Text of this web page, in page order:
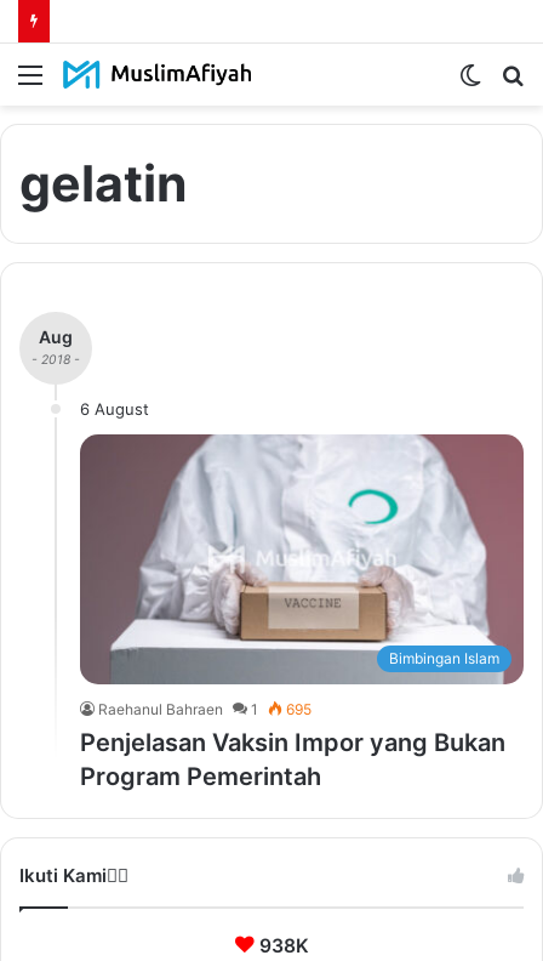
Menu
Switch
gelatin
Aug
- 2018 -
6 August
Bimbingan Islam
Raehanul Bahraen 1 695
Penjelasan Vaksin Impor yang Bukan
Program Pemerintah
Ikuti Kami❤️‍🔥
938K